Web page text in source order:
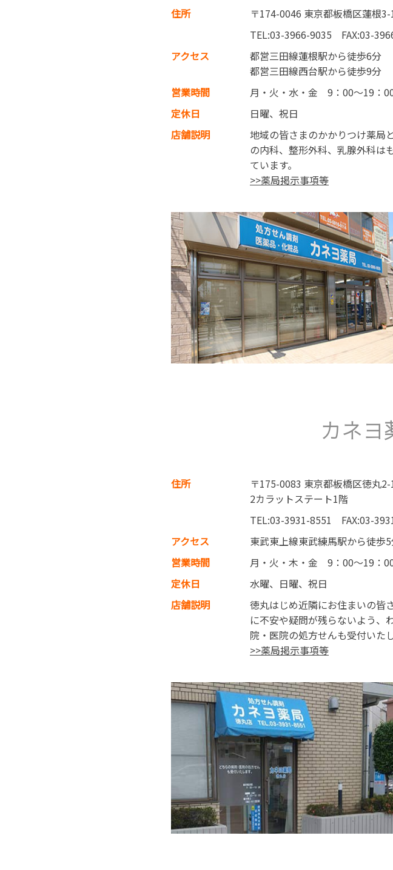
住所
〒174-0046 東京都板橋区蓮根3-
TEL:03-3966-9035 FAX:03-
アクセス
都営三田線蓮根駅から徒歩6分
都営三田線西台駅から徒歩9分
営業時間
月・火・水・金 9：00～19
定休日
日曜、祝日
店舗説明
地域の皆さまのかかりつけ薬局
の内科、整形外科、乳腺外科は
ています。
>>薬局掲示事項等
カネヨ
住所
〒175-0083 東京都板橋区徳丸
2カラットステート1階
TEL:03-3931-8551 FAX:03-
アクセス
東武東上線東武練馬駅から徒歩
営業時間
月・火・木・金 9：00～19
定休日
水曜、日曜、祝日
店舗説明
徳丸はじめ近隣にお住まいの皆
に不安や疑問が残らないよう、
院・医院の処方せんも受付いたし
>>薬局掲示事項等